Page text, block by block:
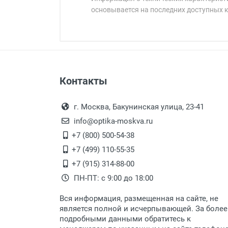
основывается на последних доступных
Длина дужки:
Высота линзы:
Ширина мостика:
Тип линзы:
Степень защиты:
Тип оправы:
Материал линзы:
Материал дужки:
Цвет линзы:
Перечисление средств на
Перевод денег на карту Сбербанка.
Выдаем товар в рабочие
После того, как заказ
Для получения товара при
Заказ необходимо
дополнительных расходов за
Доставка по Москве
Доставляем товар по
Доставка транспортными
Данный способ доставки
Контакты
г. Москва, Бакунинская улица, 23-41
info@optika-moskva.ru
+7 (800) 500-54-38
+7 (499) 110-55-35
+7 (915) 314-88-00
ПН-ПТ: с 9:00 до 18:00
Вся информация, размещенная на сайте, не
является полной и исчерпывающей. За более
подробными данными обратитесь к